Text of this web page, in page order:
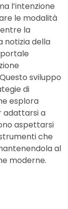
l’intenzione
le modalità
la
notizia della
sviluppo
di
esplora
adattarsi a
aspettarsi
che
al
moderne.